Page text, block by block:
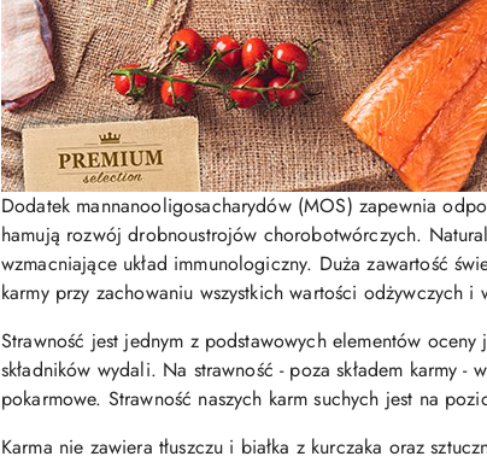
Dodatek mannanooligosacharydów (MOS) zapewnia
hamują rozwój drobnoustrojów chorobotwórczych.
wzmacniające układ immunologiczny. Duża zawartość
karmy przy zachowaniu wszystkich wartości odżywczych i
Strawność jest jednym z podstawowych elementów
składników wydali. Na strawność - poza składem karmy
pokarmowe. Strawność naszych karm suchych jest na
Karma nie zawiera tłuszczu i białka z kurczaka oraz